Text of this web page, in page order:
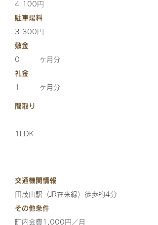
4,100円
駐車場料
3,300円
敷金
0
ヶ月分
礼金
1
ヶ月分
間取り
1LDK
交通機関情報
田茂山駅（JR在来線）徒歩約4分
その他条件
町内会費1,000円／月